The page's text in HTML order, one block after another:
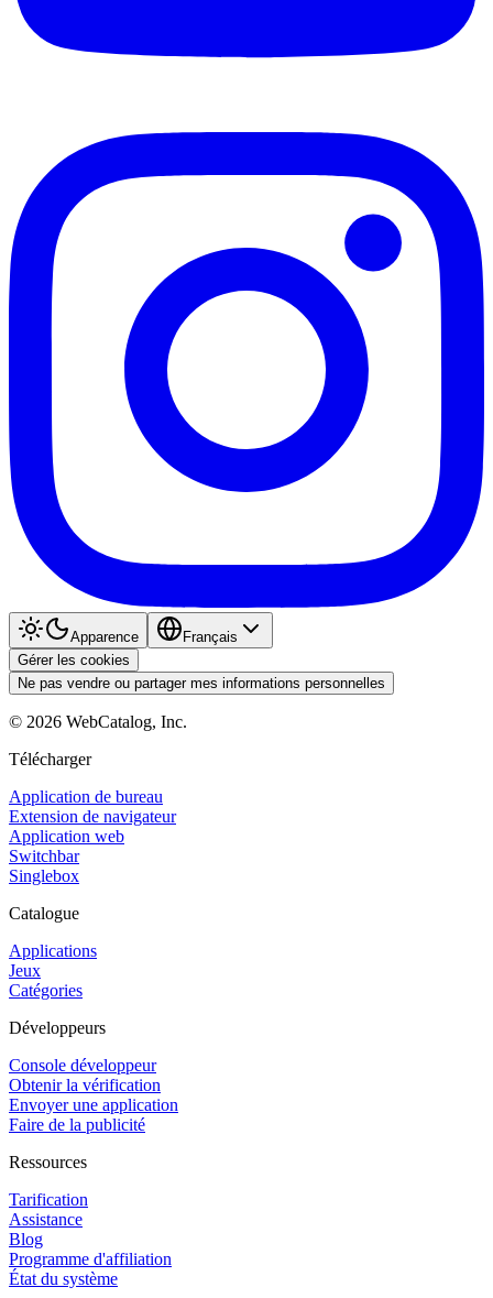
Apparence
Français
Gérer les cookies
Ne pas vendre ou partager mes informations personnelles
© 2026 WebCatalog, Inc.
Télécharger
Application de bureau
Extension de navigateur
Application web
Switchbar
Singlebox
Catalogue
Applications
Jeux
Catégories
Développeurs
Console développeur
Obtenir la vérification
Envoyer une application
Faire de la publicité
Ressources
Tarification
Assistance
Blog
Programme d'affiliation
État du système